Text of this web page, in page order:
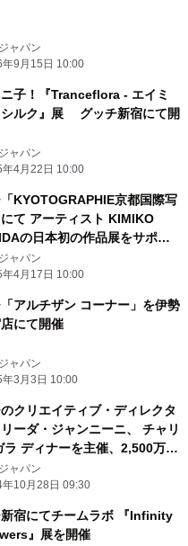
ャパン
9月15日 10:00
子！『Tranceflora - エイミ
ルク』展 グッチ新宿にて開
ャパン
4月22日 10:00
KYOTOGRAPHIE京都国際写
て アーティスト KIMIKO
の日本初の作品展をサポー
ャパン
4月17日 10:00
アルチザン コーナー」を伊勢
にて開催
ャパン
3月3日 10:00
クリエイティブ・ディレクタ
ーダ・ジャンニーニ、 チャリ
ラ ディナーを主催、2,500万円
ャパン
10月28日 09:30
宿にてチームラボ 『Infinity
』展を開催